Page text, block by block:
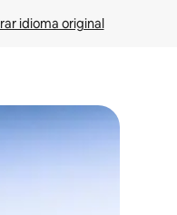
idioma original